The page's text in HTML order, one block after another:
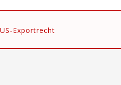
Exportrecht